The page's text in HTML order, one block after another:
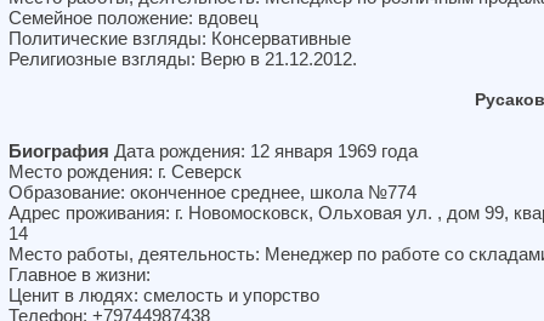
Семейное положение: вдовец
Политические взгляды: Консервативные
Религиозные взгляды: Верю в 21.12.2012.
Биография Дата рождения: 12 января 1969 года
Место рождения: г. Северск
Образование: оконченное среднее, школа №774
Адрес проживания: г. Новомосковск, Ольховая ул. , дом 99,
14
Место работы, деятельность: Менеджер по работе со
Главное в жизни:
Ценит в людях: смелость и упорство
Телефон: +79744987438